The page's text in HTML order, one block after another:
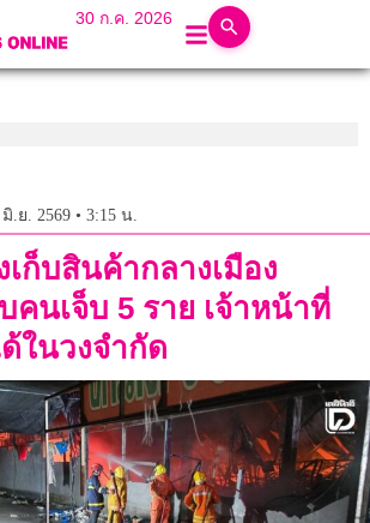
30 ก.ค. 2026
.ย. 2569 • 3:15 น.
ก็บสินค้ากลางเมือง
นเจ็บ 5 ราย เจ้าหน้าที่
ในวงจำกัด